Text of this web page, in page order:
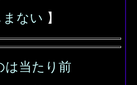
ない 】
は当たり前